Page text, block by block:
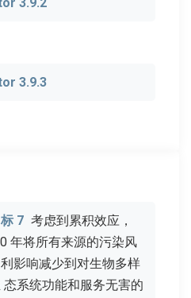
3.9.3
7 考虑到累积效应，
年将所有来源的污染风
影响减少到对生物多样
态系统功能和服务无害的